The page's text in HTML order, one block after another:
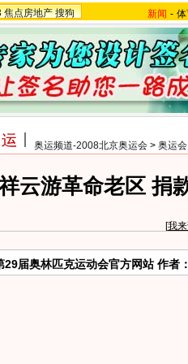
焦点房地产 搜狗 新闻 -
奥运频道-2008北京奥运会 > 奥运
云游革命老区 捐
[我
29届奥林匹克运动会官方网站 作者